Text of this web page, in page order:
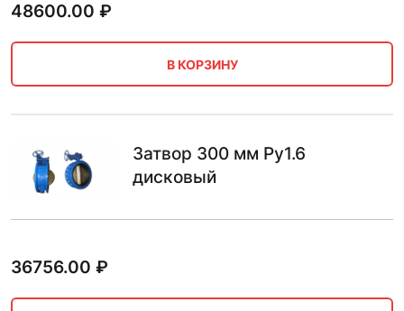
48600.00 ₽
В КОРЗИНУ
Затвор 300 мм Ру1.6
дисковый
36756.00 ₽